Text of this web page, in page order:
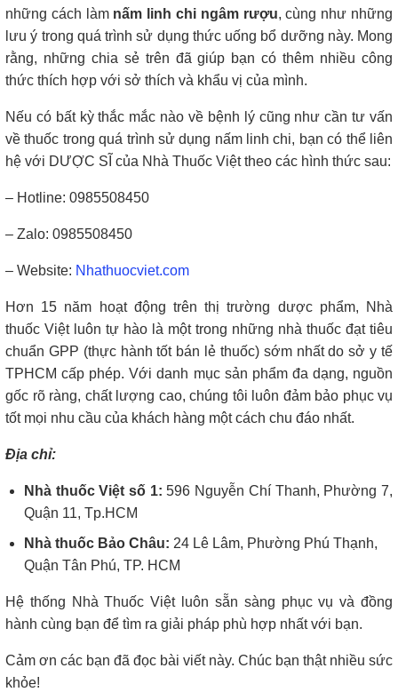
những cách làm nấm linh chi ngâm rượu, cùng như những
lưu ý trong quá trình sử dụng thức uống bổ dưỡng này. Mong
rằng, những chia sẻ trên đã giúp bạn có thêm nhiều công
thức thích hợp với sở thích và khẩu vị của mình.
Nếu có bất kỳ thắc mắc nào về bệnh lý cũng như cần tư vấn
về thuốc trong quá trình sử dụng nấm linh chi, bạn có thể liên
hệ với DƯỢC SĨ của Nhà Thuốc Việt theo các hình thức sau:
– Hotline: 0985508450
– Zalo: 0985508450
– Website: Nhathuocviet.com
Hơn 15 năm hoạt động trên thị trường dược phẩm, Nhà
thuốc Việt luôn tự hào là một trong những nhà thuốc đạt tiêu
chuẩn GPP (thực hành tốt bán lẻ thuốc) sớm nhất do sở y tế
TPHCM cấp phép. Với danh mục sản phẩm đa dạng, nguồn
gốc rõ ràng, chất lượng cao, chúng tôi luôn đảm bảo phục vụ
tốt mọi nhu cầu của khách hàng một cách chu đáo nhất.
Địa chỉ:
Nhà thuốc Việt số 1: 596 Nguyễn Chí Thanh, Phường 7,
Quận 11, Tp.HCM
Nhà thuốc Bảo Châu: 24 Lê Lâm, Phường Phú Thạnh,
Quận Tân Phú, TP. HCM
Hệ thống Nhà Thuốc Việt luôn sẵn sàng phục vụ và đồng
hành cùng bạn để tìm ra giải pháp phù hợp nhất với bạn.
Cảm ơn các bạn đã đọc bài viết này. Chúc bạn thật nhiều sức
khỏe!